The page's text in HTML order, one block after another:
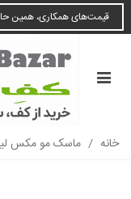
قیمت‌های همکاری، همین
خانه / ماسک مو مکس